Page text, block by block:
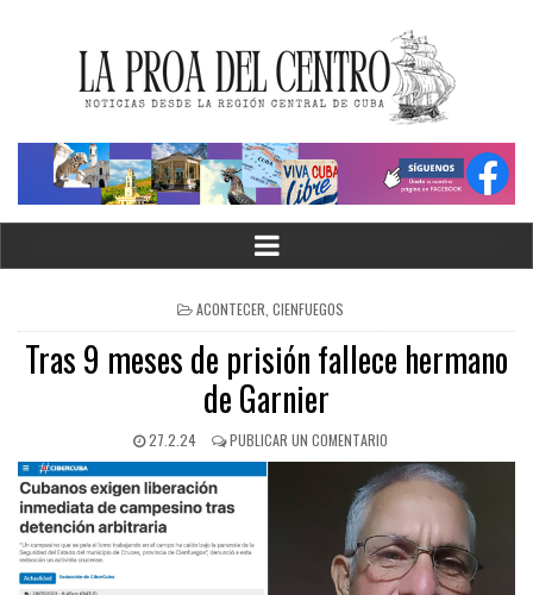
ACONTECER CIENFUEGOS
Tras 9 meses de prisión fallece hermano
de Garnier
27.2.24 PUBLICAR UN COMENTARIO